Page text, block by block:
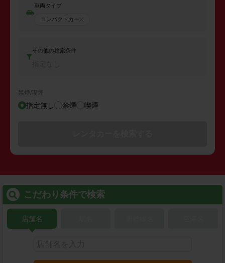
車両タイプ
コンパクトカー
その他の検索条件
禁煙/喫煙
指定無し 禁煙 喫煙
こだわり条件で検索
店舗名